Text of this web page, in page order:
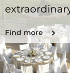
Find more